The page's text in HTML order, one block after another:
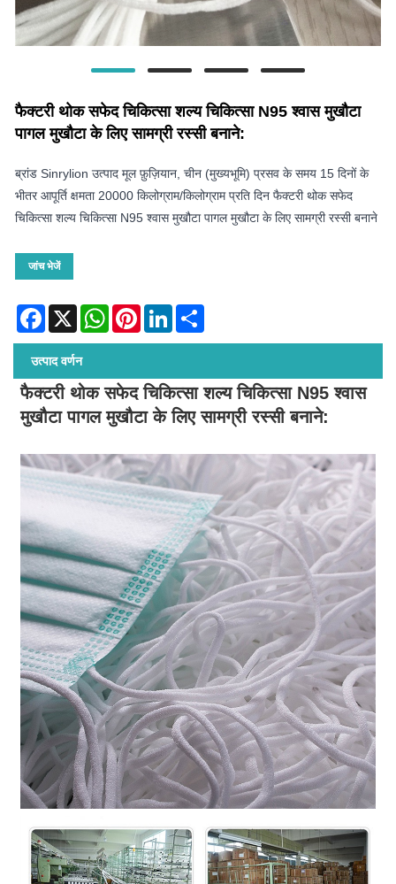
फैक्टरी थोक सफेद चिकित्सा शल्य चिकित्सा N95 श्वास मुखौटा
पागल मुखौटा के लिए सामग्री रस्सी बनाने:
ब्रांड Sinrylion उत्पाद मूल फ़ुज़ियान, चीन (मुख्यभूमि) प्रसव के समय 15 दिनों के
भीतर आपूर्ति क्षमता 20000 किलोग्राम/किलोग्राम प्रति दिन फैक्टरी थोक सफेद
चिकित्सा शल्य चिकित्सा N95 श्वास मुखौटा पागल मुखौटा के लिए सामग्री रस्सी बनाने
जांच भेजें
Facebook
X WhatsAppPinterestLinkedIn
उत्पाद वर्णन
फैक्टरी थोक सफेद चिकित्सा शल्य चिकित्सा N95 श्वास
मुखौटा पागल मुखौटा के लिए सामग्री रस्सी बनाने: